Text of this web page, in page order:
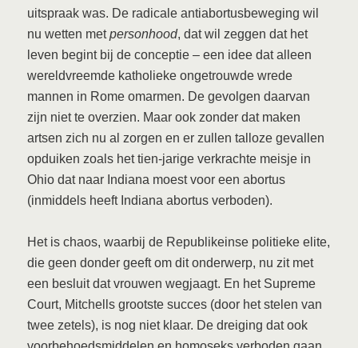
uitspraak was. De radicale antiabortusbeweging wil
nu wetten metpersonhood, dat wil zeggen dat het
leven begint bij de conceptie – een idee dat alleen
wereldvreemde katholieke ongetrouwde wrede
mannen in Rome omarmen. De gevolgen daarvan
zijn niet te overzien. Maar ook zonder dat maken
artsen zich nu al zorgen en er zullen talloze gevallen
opduiken zoals het tien-jarige verkrachte meisje in
Ohio dat naar Indiana moest voor een abortus
(inmiddels heeft Indiana abortus verboden).
Het is chaos, waarbij de Republikeinse politieke elite,
die geen donder geeft om dit onderwerp, nu zit met
een besluit dat vrouwen wegjaagt. En het Supreme
Court, Mitchells grootste succes (door het stelen van
twee zetels), is nog niet klaar. De dreiging dat ook